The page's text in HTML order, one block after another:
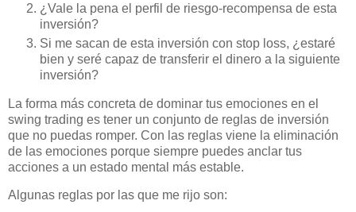
¿Vale la pena el perfil de riesgo-recompensa de esta
inversión?
Si me sacan de esta inversión con stop loss, ¿estaré
bien y seré capaz de transferir el dinero a la siguiente
inversión?
La forma más concreta de dominar tus emociones en el
swing trading es tener un conjunto de reglas de inversión
que no puedas romper. Con las reglas viene la eliminación
de las emociones porque siempre puedes anclar tus
acciones a un estado mental más estable.
Algunas reglas por las que me rijo son: